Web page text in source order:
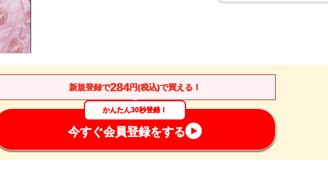
新規登録で284円(税込)で買える！
かんたん30秒登録！
今すぐ会員登録をする